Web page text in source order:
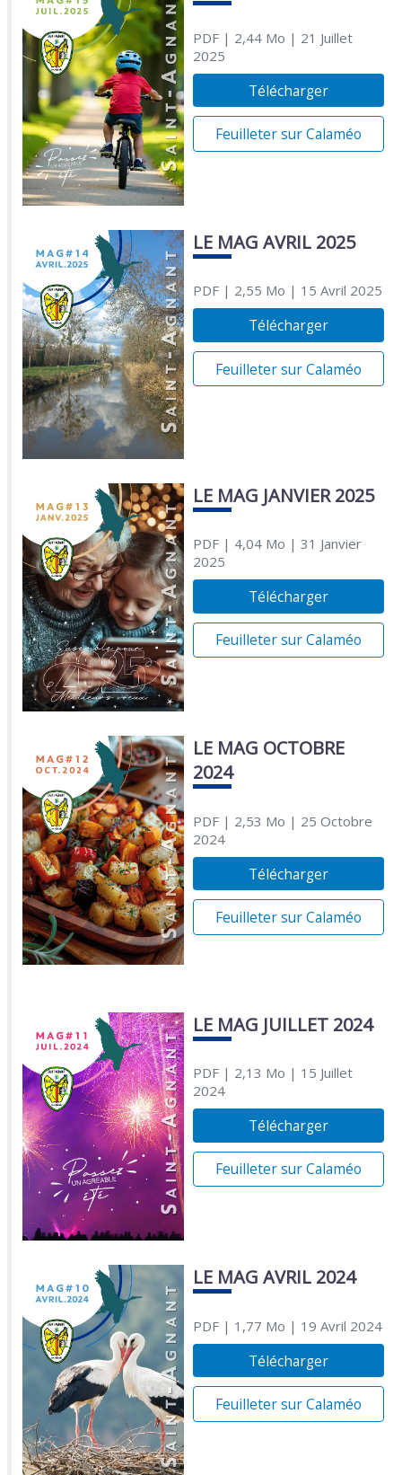
PDF| 2,44 Mo | 21 Juillet
2025
Télécharger
Feuilleter sur Calaméo
LE MAG AVRIL 2025
PDF| 2,55 Mo | 15 Avril 2025
Télécharger
Feuilleter sur Calaméo
LE MAG JANVIER 2025
PDF| 4,04 Mo | 31 Janvier
2025
Télécharger
Feuilleter sur Calaméo
LE MAG OCTOBRE
2024
PDF| 2,53 Mo | 25 Octobre
2024
Télécharger
Feuilleter sur Calaméo
LE MAG JUILLET 2024
PDF| 2,13 Mo | 15 Juillet
2024
Télécharger
Feuilleter sur Calaméo
LE MAG AVRIL 2024
PDF| 1,77 Mo | 19 Avril 2024
Télécharger
Feuilleter sur Calaméo